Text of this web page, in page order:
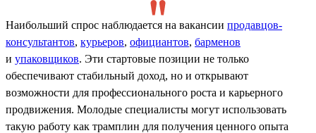
Наибольший спрос наблюдается на вакансии продавцов-
консультантов, курьеров, официантов, барменов
и упаковщиков. Эти стартовые позиции не только
обеспечивают стабильный доход, но и открывают
возможности для профессионального роста и карьерного
продвижения. Молодые специалисты могут использовать
такую работу как трамплин для получения ценного опыта